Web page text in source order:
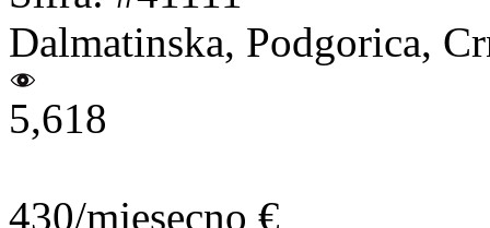
Dalmatinska, Podgorica,
5,618
430/mjesecno €